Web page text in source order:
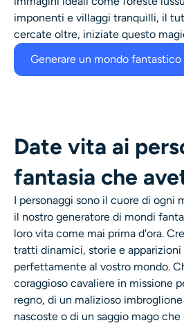
Potenziatore video
Rimozione filigrana video
imponenti e villaggi tranquilli, il
cercate oltre, iniziate questo
Generare un mondo fantastico
Date vita ai
fantasia che
I personaggi sono il cuore di ogni
il nostro generatore di mondi
loro vita come mai prima d'ora.
tratti dinamici, storie e
perfettamente al vostro mondo.
coraggioso cavaliere in missione
regno, di un malizioso
nascoste o di un saggio mago